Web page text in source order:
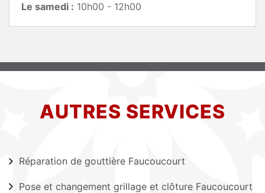
Le samedi : 10h00 - 12h00
AUTRES SERVICES
Réparation de gouttière Faucoucourt
Pose et changement grillage et clôture Faucoucourt